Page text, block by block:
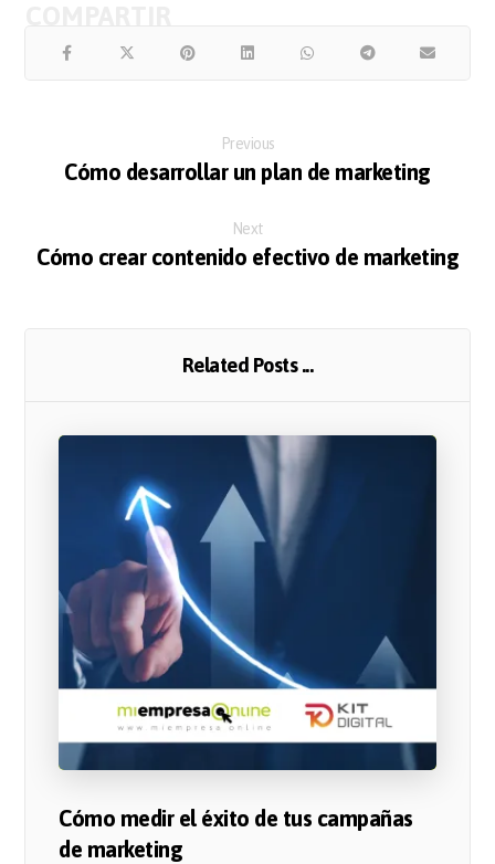
Previous
Cómo desarrollar un plan de marketing
Next
Cómo crear contenido efectivo de marketing
Related Posts ...
Cómo medir el éxito de tus campañas
de marketing